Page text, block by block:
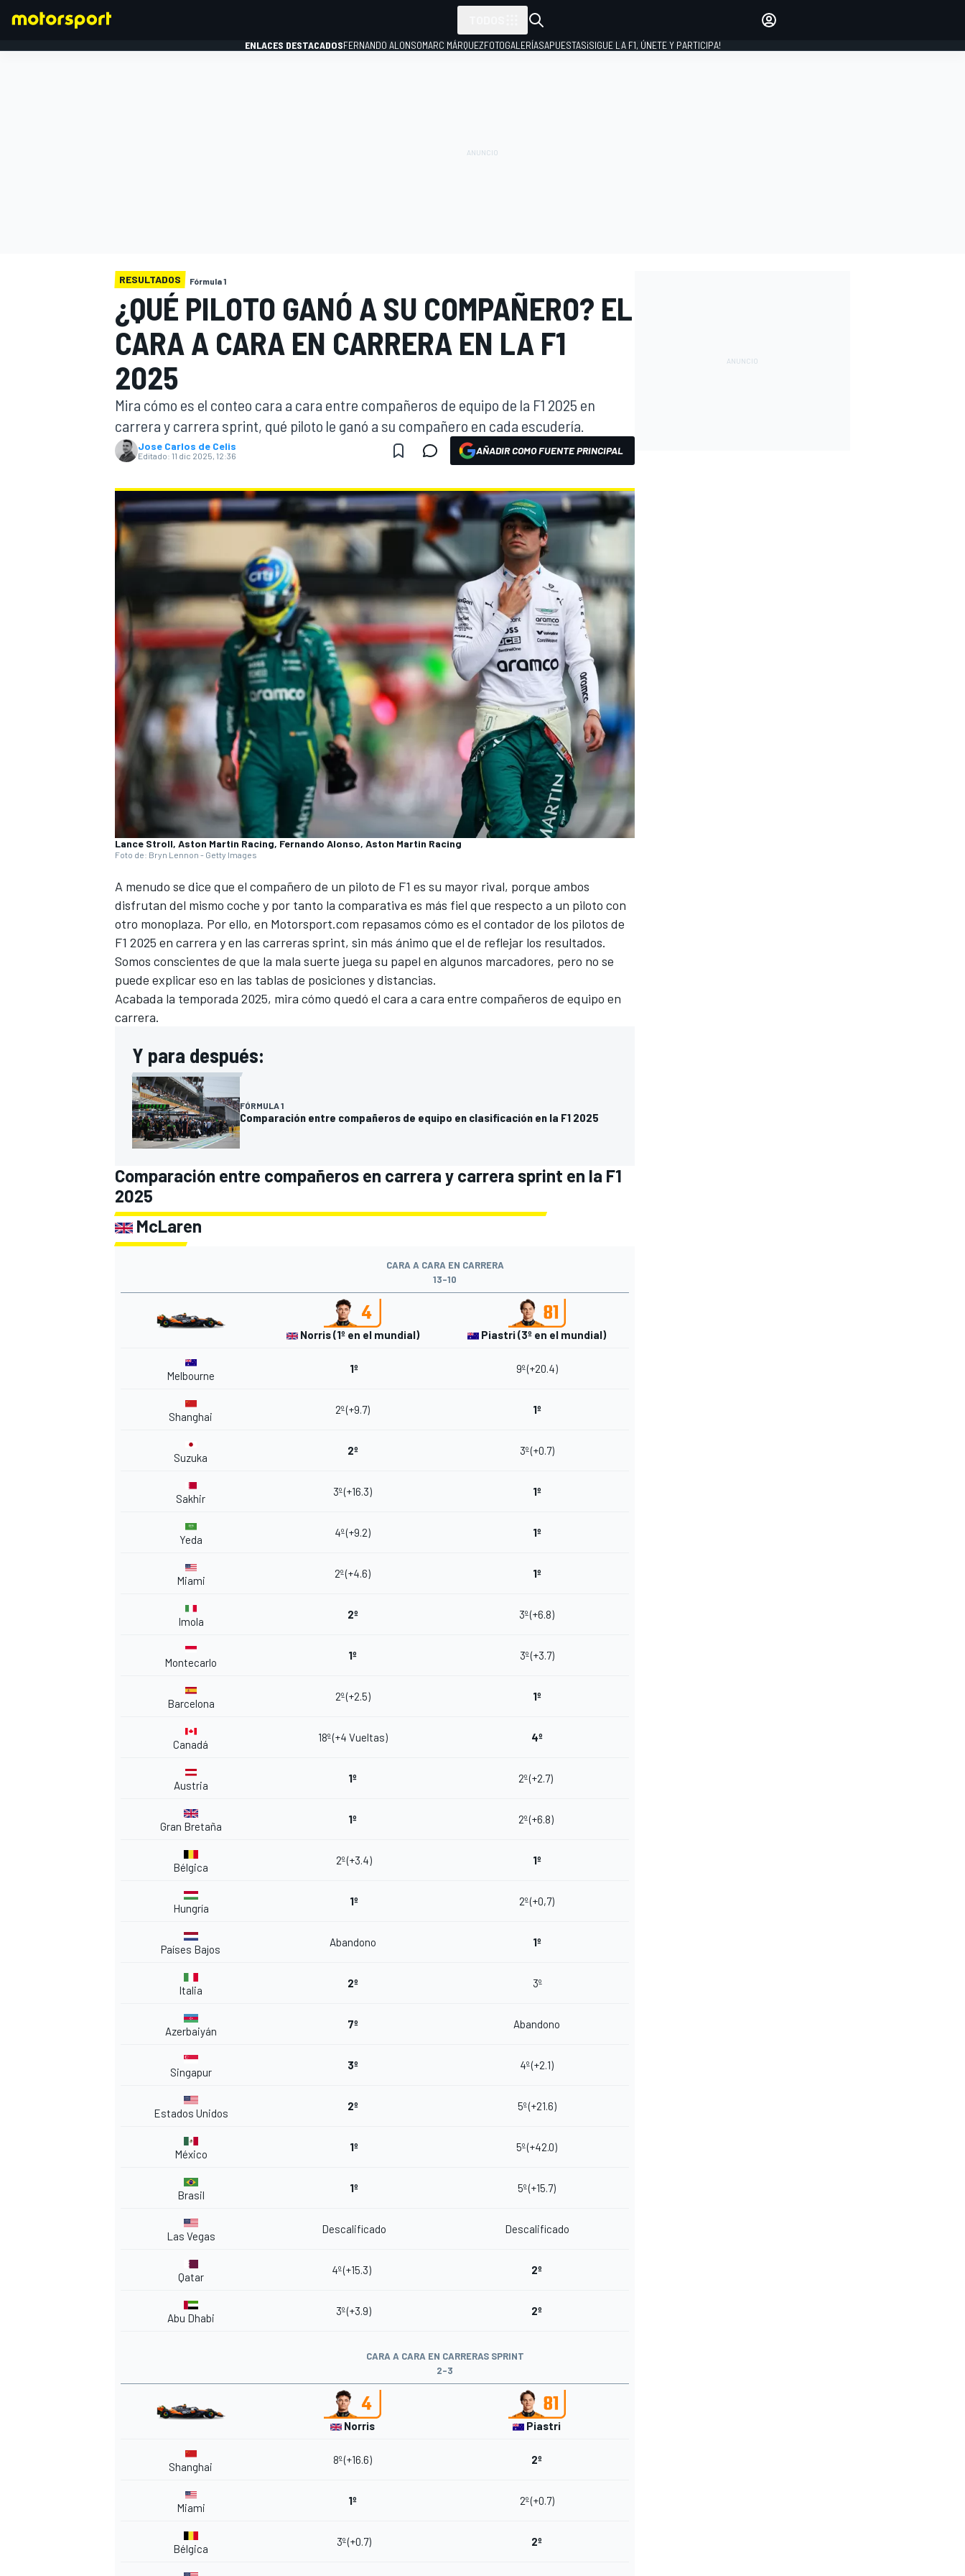
FÓRMULA E
ENLACES DESTACADOSFERNANDO ALONSOMARC MÁRQUEZFOTOGALERÍASAPUESTAS¡SIGUE LA F1, ÚNETE Y PARTICIPA!
RESULTADOS Fórmula 1
¿QUÉ PILOTO GANÓ A SU COMPAÑERO? EL
CARA A CARA EN CARRERA EN LA F1
2025
Mira cómo es el conteo cara a cara entre compañeros de equipo de la F1 2025 en
carrera y carrera sprint, qué piloto le ganó a su compañero en cada escudería.
Jose Carlos de Celis
Editado: 11 dic 2025, 12:36 AÑADIR COMO FUENTE PRINCIPAL
Lance Stroll, Aston Martin Racing, Fernando Alonso, Aston Martin Racing
Foto de: Bryn Lennon - Getty Images
A menudo se dice que el compañero de un piloto de F1 es su mayor rival, porque ambos
disfrutan del mismo coche y por tanto la comparativa es más fiel que respecto a un piloto con
otro monoplaza. Por ello, en Motorsport.com repasamos cómo es el contador de los pilotos de
F1 2025 en carrera y en las carreras sprint, sin más ánimo que el de reflejar los resultados.
Somos conscientes de que la mala suerte juega su papel en algunos marcadores, pero no se
puede explicar eso en las tablas de posiciones y distancias.
Acabada la temporada 2025, mira cómo quedó el cara a cara entre compañeros de equipo en
carrera.
Y para después:
FÓRMULA 1
Comparación entre compañeros de equipo en clasificación en la F1 2025
Comparación entre compañeros en carrera y carrera sprint en la F1
2025
McLaren
CARA A CARA EN CARRERA
13-10
Norris (1º en el mundial) Piastri (3º en el mundial)
Melbourne
1º 9º (+20.4)
Shanghai
2º (+9.7) 1º
Suzuka
2º 3º (+0.7)
Sakhir
3º (+16.3) 1º
Yeda
4º (+9.2) 1º
Miami
2º (+4.6) 1º
Imola
2º 3º (+6.8)
Montecarlo
1º 3º (+3.7)
Barcelona
2º (+2.5) 1º
Canadá
18º (+4 Vueltas) 4º
Austria
1º 2º (+2.7)
Gran Bretaña
1º 2º (+6.8)
Bélgica
2º (+3.4) 1º
Hungría
1º 2º (+0,7)
Países Bajos
Abandono 1º
Italia
2º 3º
Azerbaiyán
7º Abandono
Singapur
3º 4º (+2.1)
Estados Unidos
2º 5º (+21.6)
México
1º 5º (+42.0)
Brasil
1º 5º (+15.7)
Las Vegas
Descalificado Descalificado
Qatar
4º (+15.3) 2º
Abu Dhabi
3º (+3.9) 2º
CARA A CARA EN CARRERAS SPRINT
2-3
Norris Piastri
Shanghai
8º (+16.6) 2º
Miami
1º 2º (+0.7)
Bélgica
3º (+0.7) 2º